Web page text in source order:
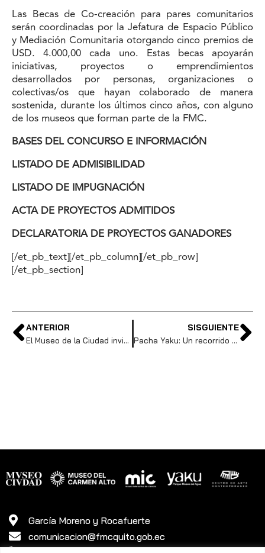
Las Becas de Co-creación para pares comunitarios
serán coordinadas por la Jefatura de Espacio Público
y Mediación Comunitaria otorgando cinco premios de
USD. 4.000,00 cada uno. Estas becas apoyarán
iniciativas, proyectos o emprendimientos
desarrollados por personas, organizaciones o
colectivas/os que hayan colaborado de manera
sostenida, durante los últimos cinco años, con alguno
de los museos que forman parte de la FMC.
BASES DEL CONCURSO E INFORMACIÓN
LISTADO DE ADMISIBILIDAD
LISTADO DE IMPUGNACIÓN
ACTA DE PROYECTOS ADMITIDOS
DECLARATORIA DE PROYECTOS GANADORES
[/et_pb_text][/et_pb_column][/et_pb_row]
[/et_pb_section]
ANTERIOR
El Museo de la Ciudad invita a crear un “libro gigante”
SISGUIENTE
Pacha Yaku: Un recorrido para celebrar el Día de la Tierra
García Moreno y Rocafuerte
comunicacion@fmcquito.gob.ec